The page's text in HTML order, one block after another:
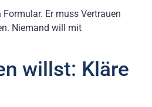
Er muss Vertrauen
Niemand will mit
willst: Kläre